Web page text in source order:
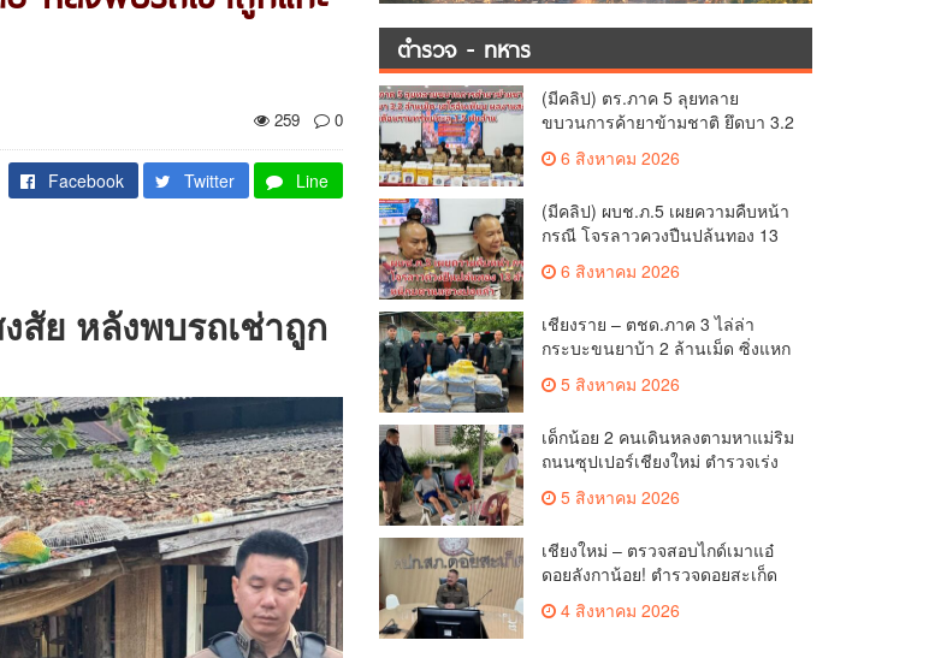
259 0
Facebook Twitter Line
สัย หลังพบรถเช่าถูก
ตำรวจ - ทหาร
(มีคลิป) ตร.ภาค 5 ลุยทลาย
ขบวนการค้ายาข้ามชาติ ยึดบา 3.2
ล้านเม็ด-เฮโรอีนเพียบ ผลงาน
สะสม 10 เดือนรวบทรัพย์ทะลุ 1.5
6 สิงหาคม 2026
(มีคลิป) ผบช.ภ.5 เผยความคืบหน้า
กรณี โจรลาวควงปืนปล้นทอง 13
ล้าน หนีกบดานแขวงบ่อแก้ว
6 สิงหาคม 2026
เชียงราย – ตชด.ภาค 3 ไล่ล่า
กระบะขนยาบ้า 2 ล้านเม็ด ซิ่งแหก
โค้งอัดกำแพงบ้านพังยับ ก่อนคนขับ
ทิ้งรถดอดหนีเข้าป่า
5 สิงหาคม 2026
เด็กน้อย 2 คนเดินหลงตามหาแม่ริม
ถนนซุปเปอร์เชียงใหม่ ตำรวจเร่ง
ช่วยปลอดภัย ล่าสุดครูโรงเรียนวัด
ดอนจั่นรับตัวดูแลแล้ว
5 สิงหาคม 2026
เชียงใหม่ – ตรวจสอบไกด์เมาแอ๋
ดอยลังกาน้อย! ตำรวจดอยสะเก็ด
ผนึกชุมชนสยบดราม่าโซเชียล
ส่งตัวบำบัดด่วนสร้างความมั่นใจ
4 สิงหาคม 2026